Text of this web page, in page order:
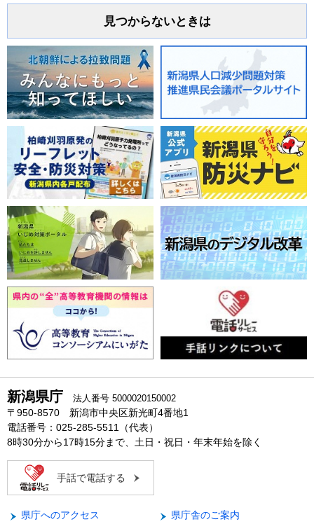
見つからないときは
新潟県庁 法人番号 5000020150002
〒950-8570 新潟市中央区新光町4番地1
電話番号：025-285-5511（代表）
8時30分から17時15分まで、土日・祝日・年末年始を除く
手話で電話する
県庁へのアクセス 県庁舎のご案内